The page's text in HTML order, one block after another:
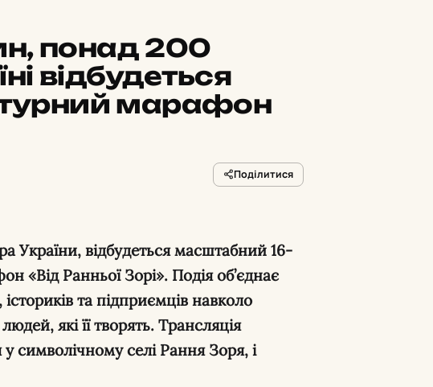
понад 200
відбудеться
марафон
Поділитися
Ранньої Зорі». Подія об’єднає
та підприємців навколо
які її творять. Трансляція
символічному селі Рання Зоря, і